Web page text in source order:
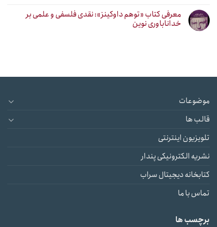
معرفی کتاب «توهم داوکینز»: نقدی فلسفی و علمی بر
خداناباوری نوین
موضوعات
قالب ها
تلویزیون اینترنتی
نشریه الکترونیکی پندار
کتابخانه دیجیتال سراب
تماس با ما
برچسب ها